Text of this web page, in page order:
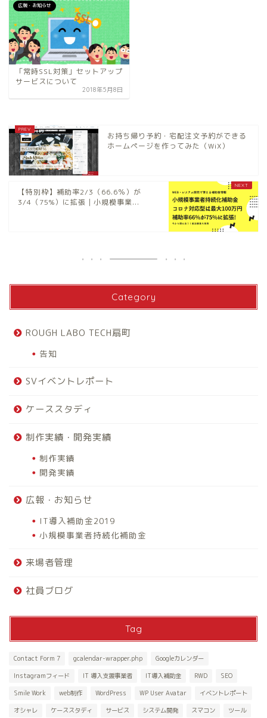
広報・お知らせ
「常時SSL対策」セットアップ
サービスについて
2018年5月8日
お持ち帰り予約・宅配注文予約ができる
ホームページを作ってみた（WiX）
【特別枠】補助率2/3（66.6％）が
3/4（75%）に拡張｜小規模事業...
Category
ROUGH LABO TECH扇町
告知
SVイベントレポート
ケーススタディ
制作実績・開発実績
制作実績
開発実績
広報・お知らせ
IT導入補助金2019
小規模事業者持続化補助金
来場者管理
社員ブログ
Tag
Contact Form 7 gcalendar-wrapper.php Googleカレンダー
Instagramフィード IT 導入支援事業者 IT導入補助金 RWD SEO
Smile Work web制作 WordPress WP User Avatar イベントレポート
オシャレ ケーススタディ サービス システム開発 スマコン ツール